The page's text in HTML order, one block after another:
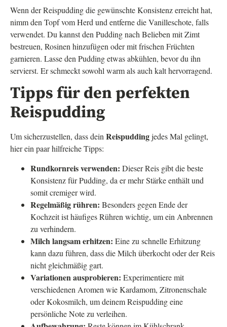
Wenn der Reispudding die gewünschte Konsistenz erreicht hat,
nimm den Topf vom Herd und entferne die Vanilleschote, falls
verwendet. Du kannst den Pudding nach Belieben mit Zimt
bestreuen, Rosinen hinzufügen oder mit frischen Früchten
garnieren. Lasse den Pudding etwas abkühlen, bevor du ihn
servierst. Er schmeckt sowohl warm als auch kalt hervorragend.
Tipps für den perfekten
Reispudding
Um sicherzustellen, dass deinReispuddingjedes Mal gelingt,
hier ein paar hilfreiche Tipps:
Rundkornreis verwenden: Dieser Reis gibt die beste
Konsistenz für Pudding, da er mehr Stärke enthält und
somit cremiger wird.
Regelmäßig rühren: Besonders gegen Ende der
Kochzeit ist häufiges Rühren wichtig, um ein Anbrennen
zu verhindern.
Milch langsam erhitzen: Eine zu schnelle Erhitzung
kann dazu führen, dass die Milch überkocht oder der Reis
nicht gleichmäßig gart.
Variationen ausprobieren: Experimentiere mit
verschiedenen Aromen wie Kardamom, Zitronenschale
oder Kokosmilch, um deinem Reispudding eine
persönliche Note zu verleihen.